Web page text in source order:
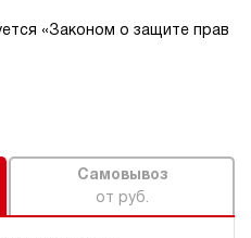
«Законом о защите прав
Самовывоз
от руб.